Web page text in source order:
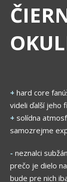
+ hard core
videli ďalší jeho
+ solídna
samozrejme
- neznalci
prečo je dielo
bude pre nich